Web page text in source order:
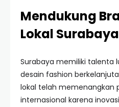
Mendukung
Lokal Surabaya
Surabaya memiliki talenta
desain fashion
lokal telah memenangkan
internasional karena